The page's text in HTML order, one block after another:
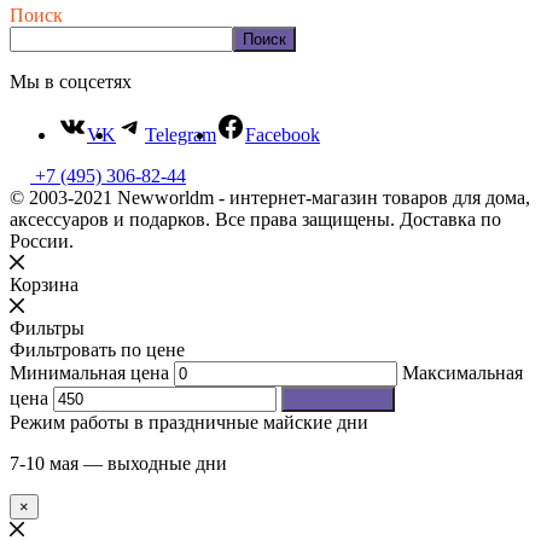
Поиск
Поиск
Мы в соцсетях
VK Telegram
Facebook
+7 (495) 306-82-44
© 2003-2021 Newworldm - интернет-магазин товаров для дома,
аксессуаров и подарков. Все права защищены. Доставка по
России.
Корзина
Фильтры
Фильтровать по цене
Минимальная цена
Максимальная
цена
Режим работы в праздничные майские дни
7-10 мая — выходные дни
×